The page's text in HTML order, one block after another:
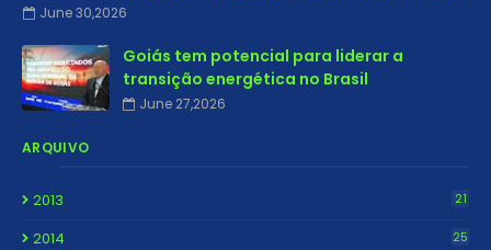
June 30,2026
Goiás tem potencial para liderar a
transição energética no Brasil
June 27,2026
ARQUIVO
2013 21
2014 25